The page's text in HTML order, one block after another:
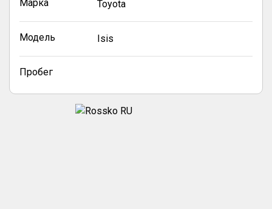
Марка Toyota
Модель Isis
Пробег